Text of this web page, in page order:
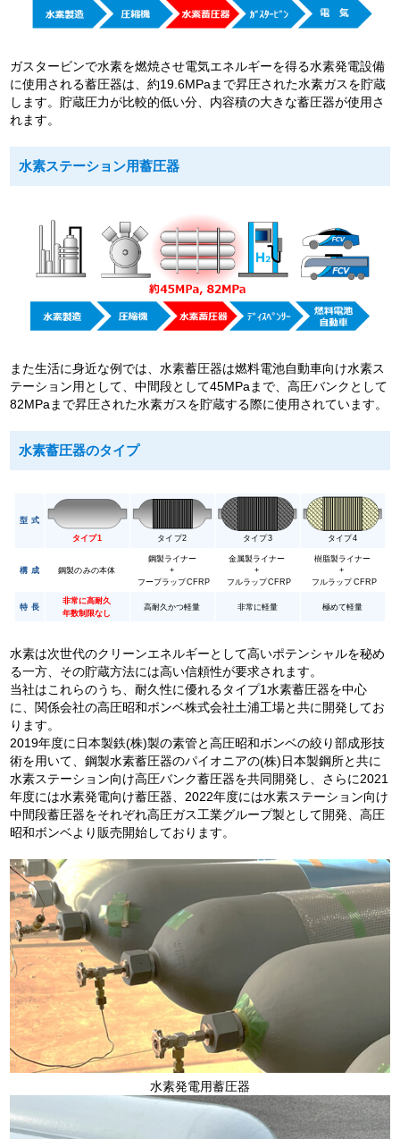
ガスタービンで水素を燃焼させ電気エネルギーを得る水素発電設備
に使用される蓄圧器は、約19.6MPaまで昇圧された水素ガスを貯蔵
します。貯蔵圧力が比較的低い分、内容積の大きな蓄圧器が使用さ
れます。
水素ステーション用蓄圧器
また生活に身近な例では、水素蓄圧器は燃料電池自動車向け水素ス
テーション用として、中間段として45MPaまで、高圧バンクとして
82MPaまで昇圧された水素ガスを貯蔵する際に使用されています。
水素蓄圧器のタイプ
水素は次世代のクリーンエネルギーとして高いポテンシャルを秘め
る一方、その貯蔵方法には高い信頼性が要求されます。
当社はこれらのうち、耐久性に優れるタイプ1水素蓄圧器を中心
に、関係会社の高圧昭和ボンベ株式会社土浦工場と共に開発してお
ります。
2019年度に日本製鉄(株)製の素管と高圧昭和ボンベの絞り部成形技
術を用いて、鋼製水素蓄圧器のパイオニアの(株)日本製鋼所と共に
水素ステーション向け高圧バンク蓄圧器を共同開発し、さらに2021
年度には水素発電向け蓄圧器、2022年度には水素ステーション向け
中間段蓄圧器をそれぞれ高圧ガス工業グループ製として開発、高圧
昭和ボンベより販売開始しております。
水素発電用蓄圧器